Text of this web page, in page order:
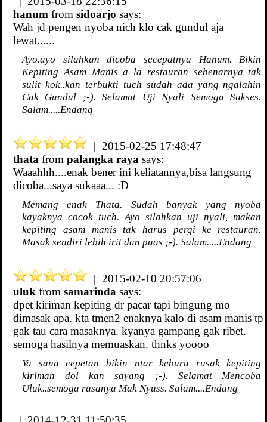
hanum from sidoarjo says:
Wah jd pengen nyoba nich klo cak gundul aja
lewat......
Ayo.ayo silahkan dicoba secepatnya Hanum. Bikin
Kepiting Asam Manis a la restauran sebenarnya tak
sulit kok..kan terbukti tuch sudah ada yang ngalahin
Cak Gundul ;-). Selamat Uji Nyali Semoga Sukses.
Salam.....Endang
| 2015-02-25 17:48:47
thata from palangka raya says:
Waaahhh....enak bener ini keliatannya,bisa langsung
dicoba...saya sukaaa... :D
Memang enak Thata. Sudah banyak yang nyoba
kayaknya cocok tuch. Ayo silahkan uji nyali, makan
kepiting asam manis tak harus pergi ke restauran.
Masak sendiri lebih irit dan puas ;-). Salam.....Endang
| 2015-02-10 20:57:06
uluk from samarinda says:
dpet kiriman kepiting dr pacar tapi bingung mo
dimasak apa. kta tmen2 enaknya kalo di asam manis tp
gak tau cara masaknya. kyanya gampang gak ribet.
semoga hasilnya memuaskan. thnks yoooo
Ya sana cepetan bikin ntar keburu rusak kepiting
kiriman doi kan sayang ;-). Selamat Mencoba
Uluk..semoga rasanya Mak Nyuss. Salam....Endang